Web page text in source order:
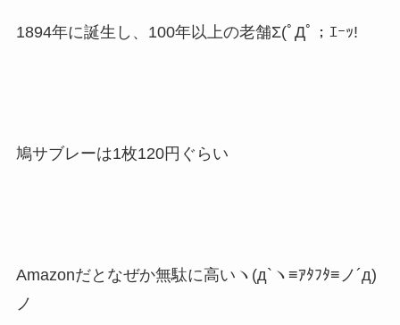
1894年に誕生し、100年以上の老舗Σ(ﾟДﾟ；ｴｰｯ!
鳩サブレーは1枚120円ぐらい
Amazonだとなぜか無駄に高いヽ(д`ヽ≡ｱﾀﾌﾀ≡ノ´д)
ノ